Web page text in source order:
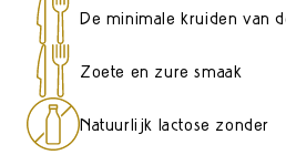
maanden
Vorm
De minimale kruiden van
Zoete en zure smaak
Natuurlijk lactose zonder